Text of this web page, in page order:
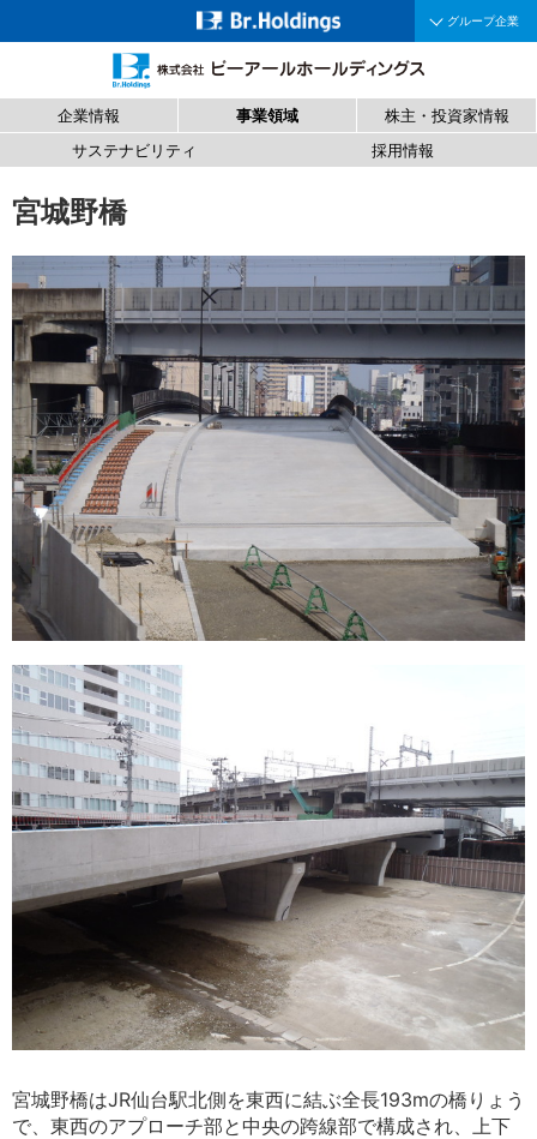
グループ企業
企業情報 事業領域
株主・投資家情報
サステナビリティ
採用情報
宮城野橋
宮城野橋はJR仙台駅北側を東西に結ぶ全長193mの橋りょう
で、東西のアプローチ部と中央の跨線部で構成され、上下